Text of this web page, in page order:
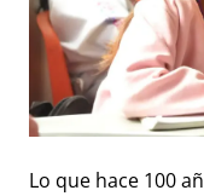
Lo que hace 100